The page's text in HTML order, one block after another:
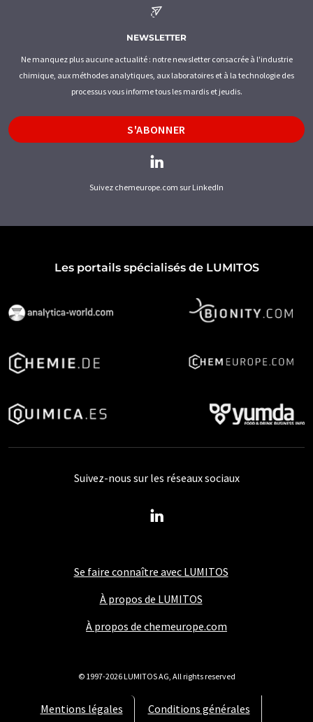
NEWSLETTER
Ne manquez plus aucune actualité : notre newsletter consacrée à l'industrie
chimique, aux méthodes analytiques, aux laboratoires et à la technologie des
processus vous informe tous les mardis et jeudis.
S'ABONNER
Suivez chemeurope.com sur LinkedIn
Les portails spécialisés de LUMITOS
Se faire connaître avec LUMITOS
À propos de LUMITOS
À propos de chemeurope.com
Mentions légales Conditions générales
Suivez-nous sur les réseaux sociaux
© 1997-2026 LUMITOS AG, All rights reserved